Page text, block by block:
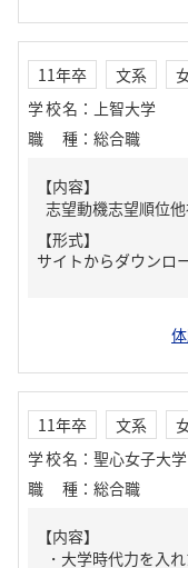
11年卒 文系
学校名 ： 上智大学
職種 ： 総合職
【内容】
志望動機志望順位
【形式】
サイトからダウンロ
11年卒 文系
学校名 ： 聖心女子大学
職種 ： 総合職
【内容】
・大学時代力を入